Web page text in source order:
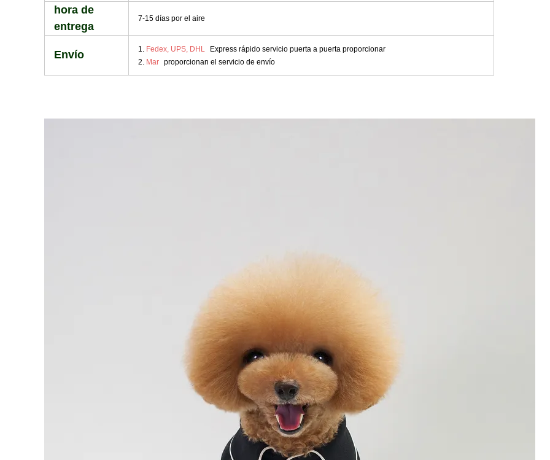
hora de
entrega
7-15 días por el aire
Envío 1. Fedex, UPS, DHL
Express rápido servicio puerta a puerta proporcionar
2. Mar proporcionan el servicio de envío